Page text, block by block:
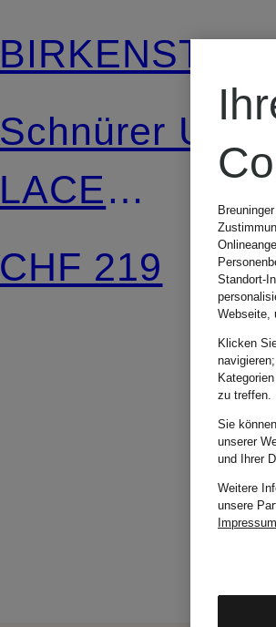
Schnürer UTTI
LACE
WORKWEAR
LENA RUST
CHF 219
Standort-
Webseite,
Klicken
zu treffen.
Sie
unserer
und Ihrer
Weitere
unsere
Impressum